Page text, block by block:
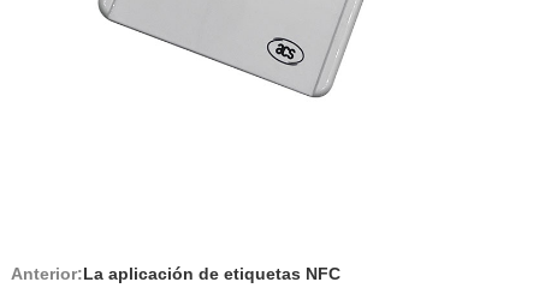
Anterior:La aplicación de etiquetas NFC